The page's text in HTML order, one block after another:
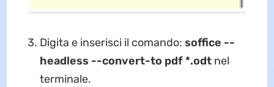
Digita e inserisci il comando: soffice --
headless --convert-to pdf *.odtnel
terminale.